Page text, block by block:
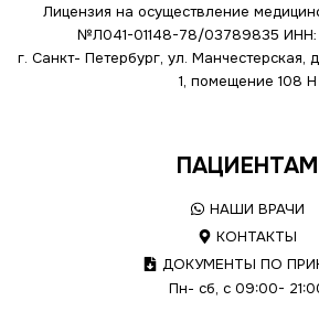
Лицензия на осуществление
№Л041-01148-78/03789835
г. Санкт- Петербург, ул. Манчестерская,
1, помещение 108 Н
ПАЦИЕНТАМ
НАШИ ВРАЧИ
КОНТАКТЫ
ДОКУМЕНТЫ ПО
Пн- сб, с 09:00-